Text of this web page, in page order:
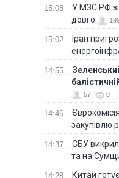
15:08
У МЗС РФ
довго
15:02
Іран
14:55
57 0
14:46
закупівлю
14:37
СБУ
та на
14:28 Китай